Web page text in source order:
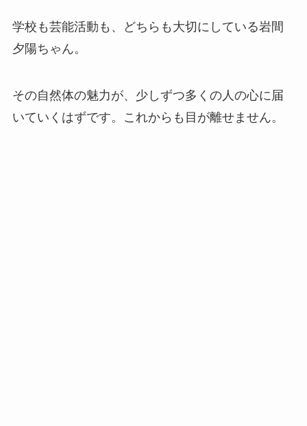
学校も芸能活動も、どちらも大切にしている岩間
夕陽ちゃん。
その自然体の魅力が、少しずつ多くの人の心に届
いていくはずです。これからも目が離せません。